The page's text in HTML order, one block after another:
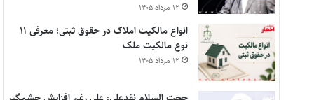
۱۲ مرداد ۱۴۰۵
انواع مالکیت املاک در حقوق ثبتی؛ معرفی ۱۱
نوع مالکیت ملک
۱۲ مرداد ۱۴۰۵